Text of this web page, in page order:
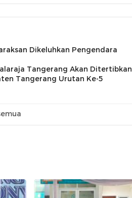
Dikeluhkan Pengendara
Tangerang Akan Ditertibkan
Tangerang Urutan Ke-5